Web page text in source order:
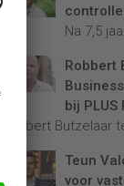
Na 7,5
Robbert
bij PLUS
Robbert Butzelaar
Teun
voor